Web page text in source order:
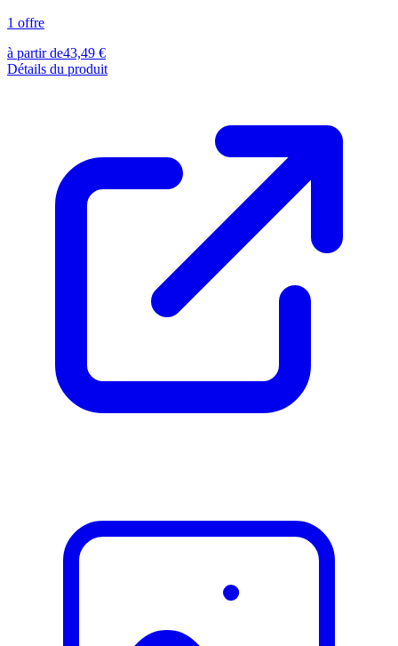
1 offre
à partir de43,49 €
Détails du produit